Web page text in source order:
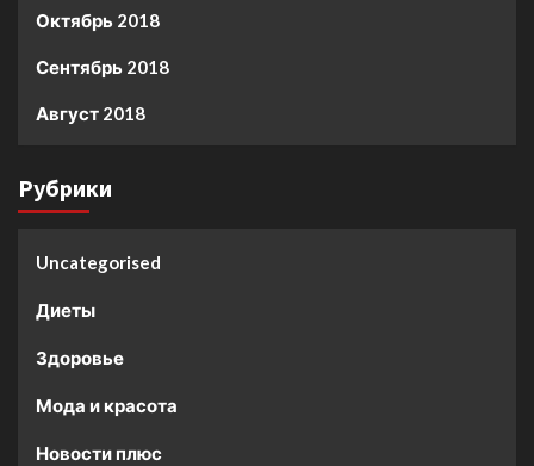
Октябрь 2018
Сентябрь 2018
Август 2018
Рубрики
Uncategorised
Диеты
Здоровье
Мода и красота
Новости плюс